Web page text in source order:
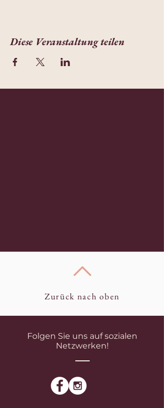
Diese Veranstaltung teilen
Zurück nach oben
Folgen Sie uns auf sozialen
Netzwerken!